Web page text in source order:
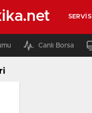
SERVIS
Canlı Borsa